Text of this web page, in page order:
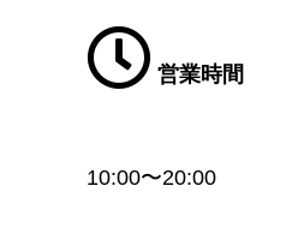
営業時間
10:00〜20:00